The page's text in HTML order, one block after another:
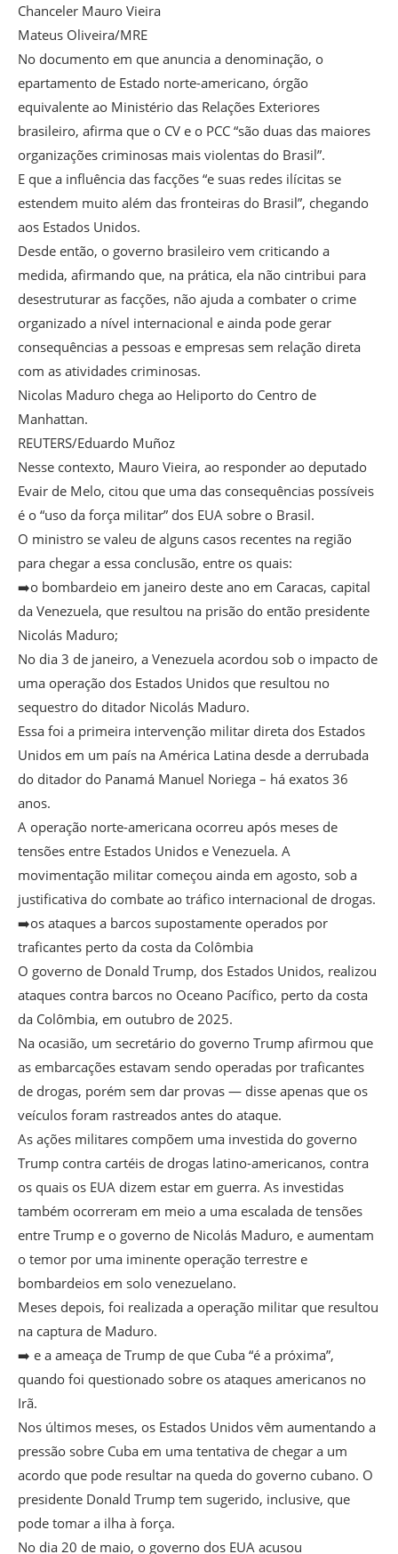
Chanceler Mauro Vieira
Mateus Oliveira/MRE
No documento em que anuncia a denominação, o
epartamento de Estado norte-americano, órgão
equivalente ao Ministério das Relações Exteriores
brasileiro, afirma que o CV e o PCC “são duas das maiores
organizações criminosas mais violentas do Brasil”.
E que a influência das facções “e suas redes ilícitas se
estendem muito além das fronteiras do Brasil”, chegando
aos Estados Unidos.
Desde então, o governo brasileiro vem criticando a
medida, afirmando que, na prática, ela não cintribui para
desestruturar as facções, não ajuda a combater o crime
organizado a nível internacional e ainda pode gerar
consequências a pessoas e empresas sem relação direta
com as atividades criminosas.
Nicolas Maduro chega ao Heliporto do Centro de
Manhattan.
REUTERS/Eduardo Muñoz
Nesse contexto, Mauro Vieira, ao responder ao deputado
Evair de Melo, citou que uma das consequências possíveis
é o “uso da força militar” dos EUA sobre o Brasil.
O ministro se valeu de alguns casos recentes na região
para chegar a essa conclusão, entre os quais:
➡️o bombardeio em janeiro deste ano em Caracas, capital
da Venezuela, que resultou na prisão do então presidente
Nicolás Maduro;
No dia 3 de janeiro, a Venezuela acordou sob o impacto de
uma operação dos Estados Unidos que resultou no
sequestro do ditador Nicolás Maduro.
Essa foi a primeira intervenção militar direta dos Estados
Unidos em um país na América Latina desde a derrubada
do ditador do Panamá Manuel Noriega – há exatos 36
anos.
A operação norte-americana ocorreu após meses de
tensões entre Estados Unidos e Venezuela. A
movimentação militar começou ainda em agosto, sob a
justificativa do combate ao tráfico internacional de drogas.
➡️os ataques a barcos supostamente operados por
traficantes perto da costa da Colômbia
O governo de Donald Trump, dos Estados Unidos, realizou
ataques contra barcos no Oceano Pacífico, perto da costa
da Colômbia, em outubro de 2025.
Na ocasião, um secretário do governo Trump afirmou que
as embarcações estavam sendo operadas por traficantes
de drogas, porém sem dar provas — disse apenas que os
veículos foram rastreados antes do ataque.
As ações militares compõem uma investida do governo
Trump contra cartéis de drogas latino-americanos, contra
os quais os EUA dizem estar em guerra. As investidas
também ocorreram em meio a uma escalada de tensões
entre Trump e o governo de Nicolás Maduro, e aumentam
o temor por uma iminente operação terrestre e
bombardeios em solo venezuelano.
Meses depois, foi realizada a operação militar que resultou
na captura de Maduro.
➡️ e a ameaça de Trump de que Cuba “é a próxima”,
quando foi questionado sobre os ataques americanos no
Irã.
Nos últimos meses, os Estados Unidos vêm aumentando a
pressão sobre Cuba em uma tentativa de chegar a um
acordo que pode resultar na queda do governo cubano. O
presidente Donald Trump tem sugerido, inclusive, que
pode tomar a ilha à força.
No dia 20 de maio, o governo dos EUA acusou